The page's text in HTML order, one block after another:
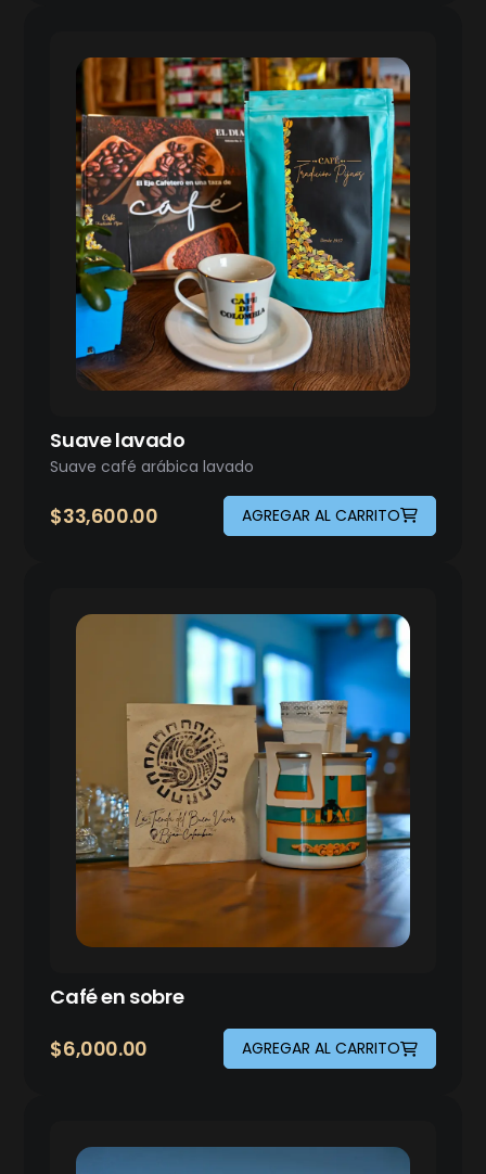
Suave lavado
Suave café arábica lavado
$33,600.00 AGREGAR AL CARRITO
Café en sobre
$6,000.00 AGREGAR AL CARRITO